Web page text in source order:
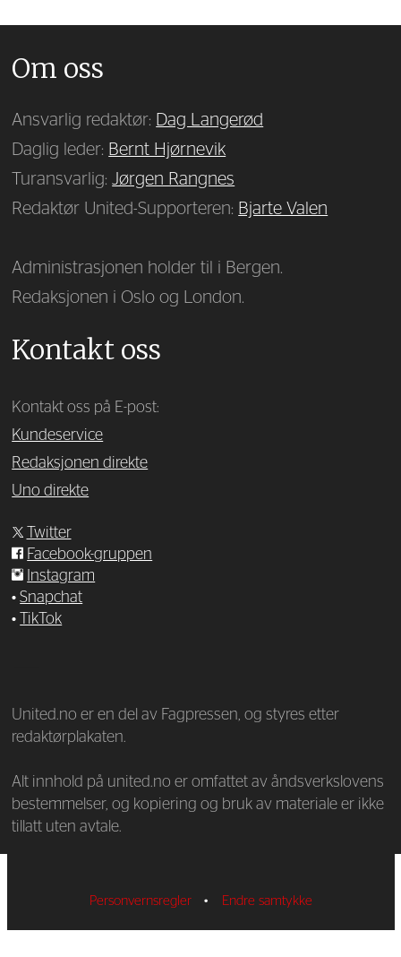
Om oss
Ansvarlig redaktør: Dag Langerød
Daglig leder: Bernt Hjørnevik
Turansvarlig:Jørgen Rangnes
Redaktør United-Supporteren: Bjarte Valen
Administrasjonen holder til i Bergen.
Redaksjonen i Oslo og London.
Kontakt oss
Kontakt oss på E-post:
Kundeservice
Redaksjonen direkte
Uno direkte
Twitter
Facebook-gruppen
Instagram
•Snapchat
•
TikTok
United.no er en del av Fagpressen, og styres etter
redaktørplakaten.
Alt innhold på united.no er omfattet av åndsverkslovens
bestemmelser, og kopiering og bruk av materiale er ikke
tillatt uten avtale.
Personvernsregler • Endre samtykke